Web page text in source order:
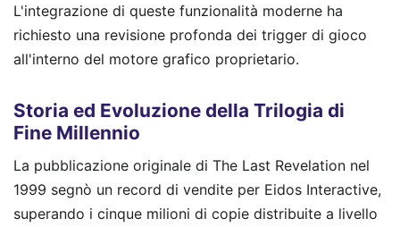
L'integrazione di queste funzionalità moderne ha
richiesto una revisione profonda dei trigger di gioco
all'interno del motore grafico proprietario.
Storia ed Evoluzione della Trilogia di
Fine Millennio
La pubblicazione originale di The Last Revelation nel
1999 segnò un record di vendite per Eidos Interactive,
superando i cinque milioni di copie distribuite a livello